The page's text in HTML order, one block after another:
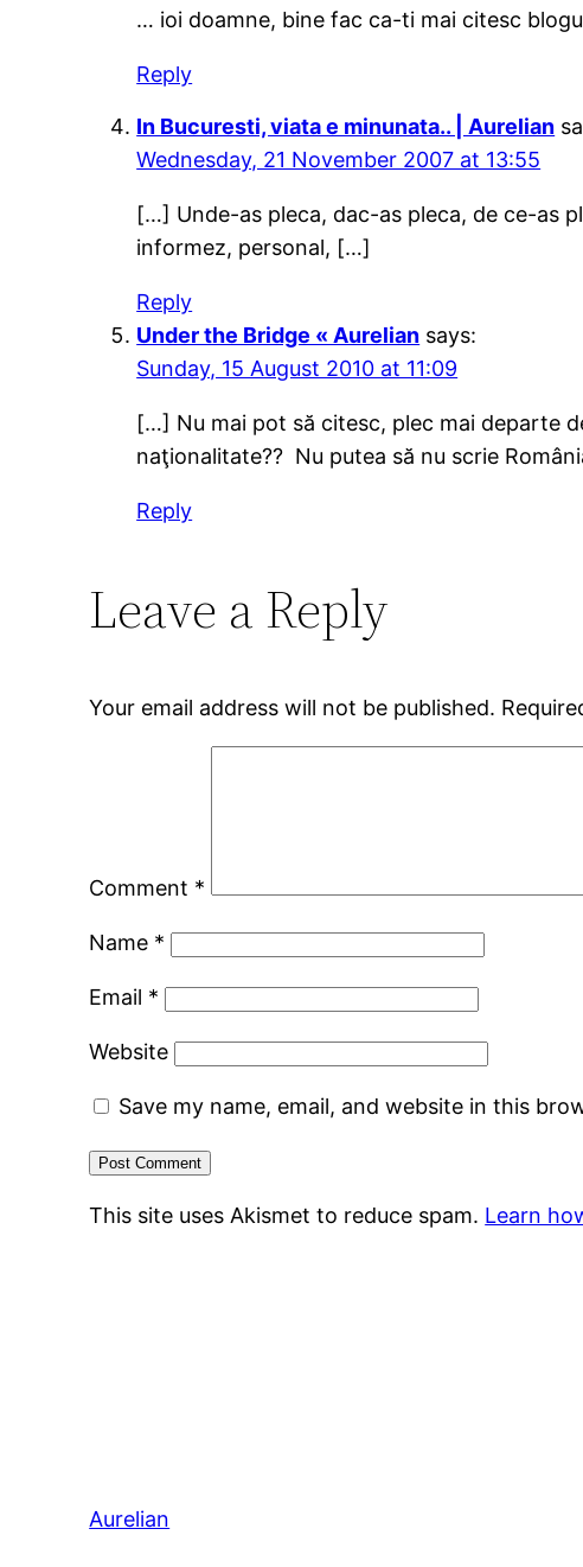
… ioi doamne, bine fac ca-ti mai citesc blogu
Reply
In Bucuresti, viata e minunata.. | Aurelian
Wednesday, 21 November 2007 at 13:55
[…] Unde-as pleca, dac-as pleca, de ce-as
informez, personal, […]
Reply
Under the Bridge « Aurelian says:
Sunday, 15 August 2010 at 11:09
[…] Nu mai pot să citesc, plec mai departe
naţionalitate?? Nu putea să nu scrie
Reply
Leave a Reply
Your email address will not be published.
Comment *
Name *
Email *
Website
Save my name, email, and website in this
This site uses Akismet to reduce spam. Learn
Aurelian